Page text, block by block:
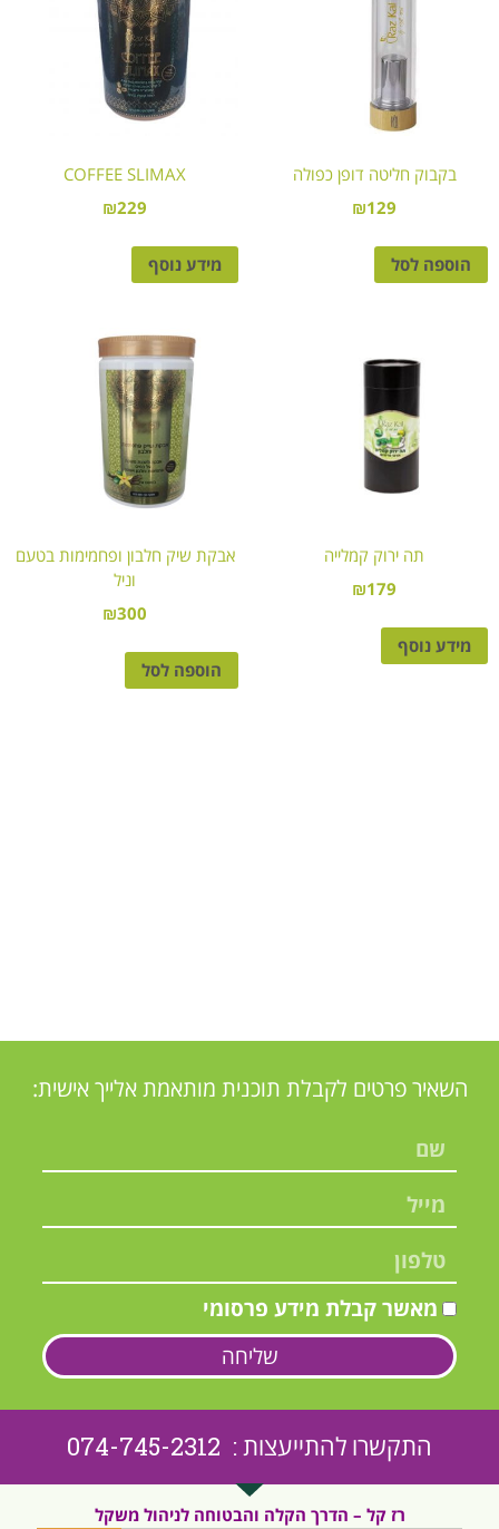
בקבוק חליטה דופן כפולה
₪129
הוספה לסל
COFFEE SLIMAX
₪229
מידע נוסף
תה ירוק קמלייה
₪179
מידע נוסף
אבקת שיק חלבון ופחמימות בטעם
וניל
₪300
הוספה לסל
השאיר פרטים לקבלת תוכנית מותאמת אלייך אישית:
מאשר קבלת מידע פרסומי
שליחה
התקשרו להתייעצות : 074-745-2312
רז קל – הדרך הקלה והבטוחה לניהול משקל